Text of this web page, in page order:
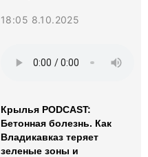
18:05 8.10.2025
Крылья PODCAST:
Бетонная болезнь. Как
Владикавказ теряет
зеленые зоны и